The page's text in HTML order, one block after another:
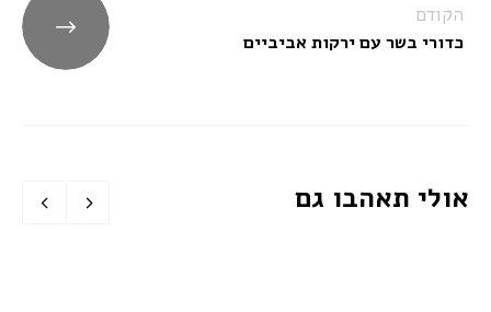
הקודם
כדורי בשר עם ירקות אביביים
אולי תאהבו גם